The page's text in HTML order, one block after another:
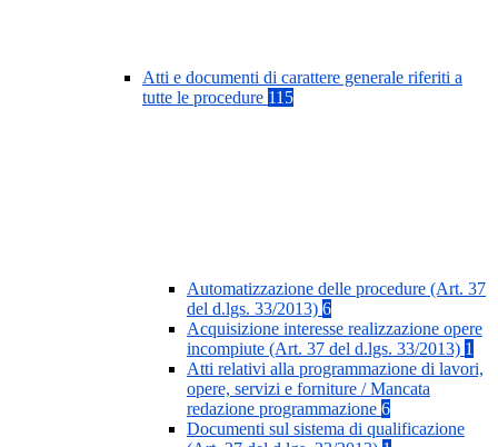
Atti e documenti di carattere generale riferiti a
tutte le procedure 115
Automatizzazione delle procedure (Art. 37
del d.lgs. 33/2013) 6
Acquisizione interesse realizzazione opere
incompiute (Art. 37 del d.lgs. 33/2013) 1
Atti relativi alla programmazione di lavori,
opere, servizi e forniture / Mancata
redazione programmazione 6
Documenti sul sistema di qualificazione